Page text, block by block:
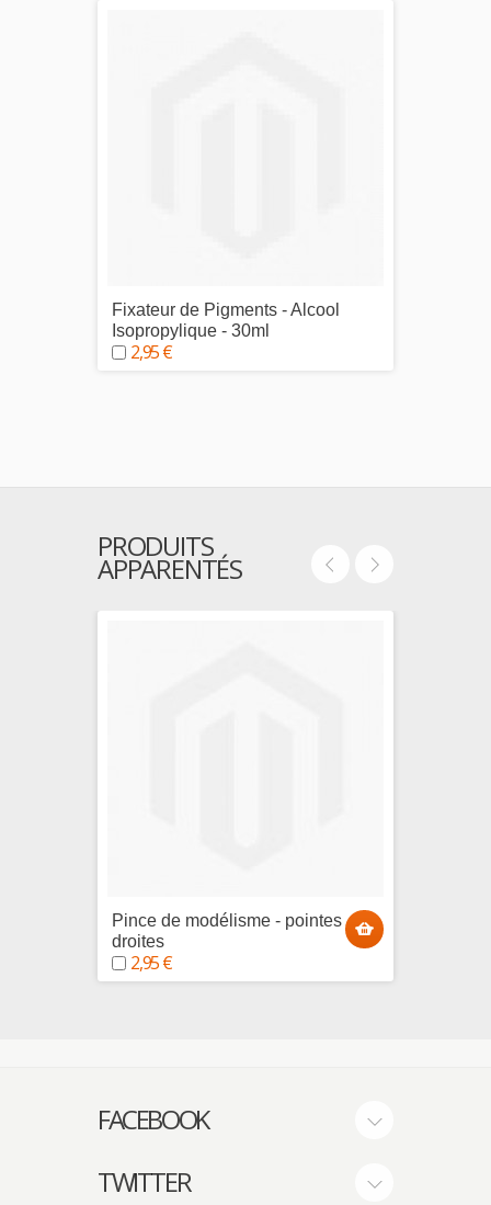
Fixateur de Pigments - Alcool
Isopropylique - 30ml
2,95 €
PRODUITS
APPARENTÉS
Pince de modélisme - pointes
droites
2,95 €
FACEBOOK
TWITTER